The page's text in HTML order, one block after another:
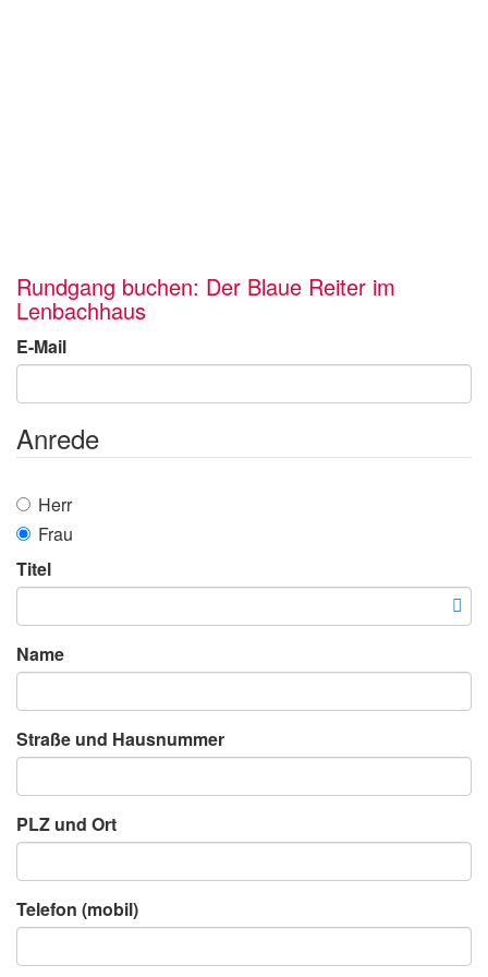
Rundgang buchen: Der Blaue Reiter im
Lenbachhaus
E-Mail
Anrede
Herr
Frau
Titel
Name
Straße und Hausnummer
PLZ und Ort
Telefon (mobil)